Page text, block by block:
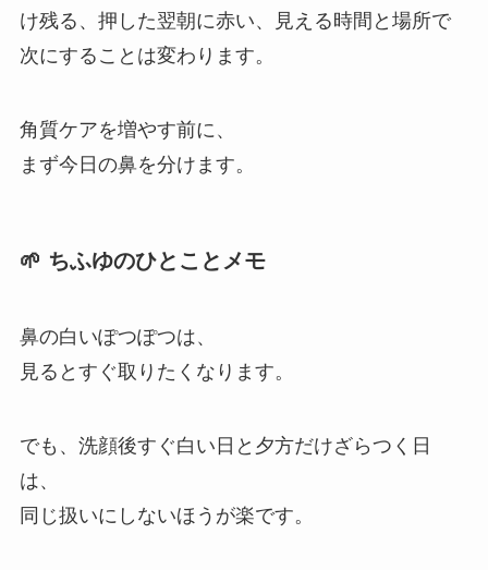
け残る、押した翌朝に赤い、見える時間と場所で
次にすることは変わります。
角質ケアを増やす前に、
まず今日の鼻を分けます。
🌱 ちふゆのひとことメモ
鼻の白いぽつぽつは、
見るとすぐ取りたくなります。
でも、洗顔後すぐ白い日と夕方だけざらつく日
は、
同じ扱いにしないほうが楽です。